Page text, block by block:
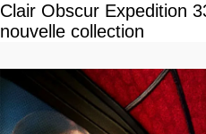
Clair Obscur Expedition
nouvelle collection